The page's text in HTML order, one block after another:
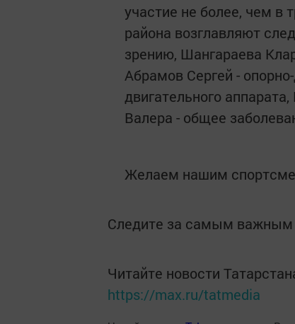
участие не более, чем в
района возглавляют
зрению, Шангараева
Абрамов Сергей -
двигательного
Валера - общее
Желаем нашим
Следите за самым важным
Читайте новости
https://max.ru/tatmedia